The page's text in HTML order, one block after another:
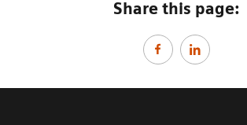
Share this page: